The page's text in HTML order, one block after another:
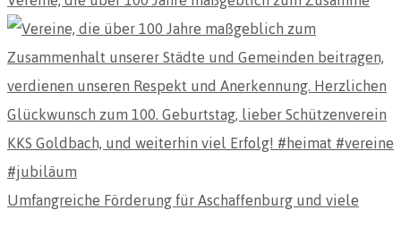
Umfangreiche Förderung für Aschaffenburg und viele